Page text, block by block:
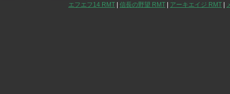
エフエフ14 RMT
信長の野望 RMT アーキエイジ RMT